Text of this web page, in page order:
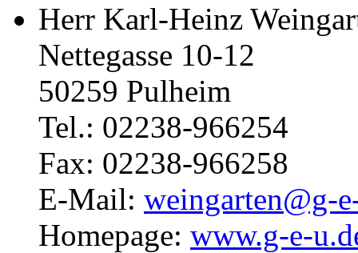
Herr Karl-Heinz
Nettegasse 10-12
50259 Pulheim
Tel.: 02238-966254
Fax: 02238-966258
E-Mail: weingarten@g-
Homepage: www.g-e-